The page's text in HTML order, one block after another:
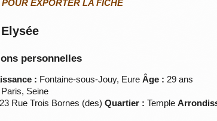
EXPORTER LA FICHE
personnelles
: Fontaine-sous-Jouy, Eure Âge : 29 ans
Paris, Seine
23 Rue Trois Bornes (des)Quartier : Temple